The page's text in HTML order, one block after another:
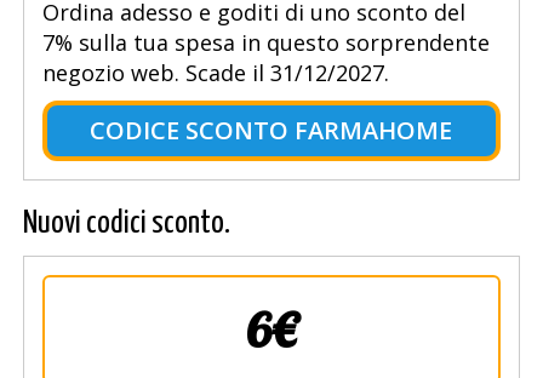
Ordina adesso e goditi di uno sconto del
7% sulla tua spesa in questo sorprendente
negozio web. Scade il 31/12/2027.
CODICE SCONTO FARMAHOME
Nuovi codici sconto.
6€